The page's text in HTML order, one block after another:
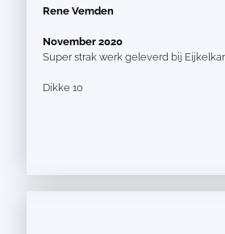
Rene Vemden
November 2020
Super strak werk geleverd bij
Dikke 10